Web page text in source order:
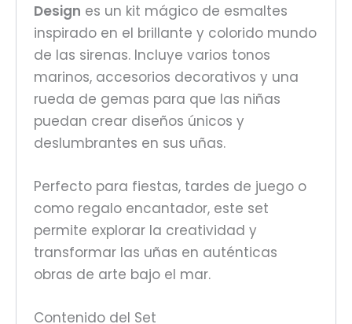
Design es un kit mágico de esmaltes
inspirado en el brillante y colorido mundo
de las sirenas. Incluye varios tonos
marinos, accesorios decorativos y una
rueda de gemas para que las niñas
puedan crear diseños únicos y
deslumbrantes en sus uñas.
Perfecto para fiestas, tardes de juego o
como regalo encantador, este set
permite explorar la creatividad y
transformar las uñas en auténticas
obras de arte bajo el mar.
Contenido del Set